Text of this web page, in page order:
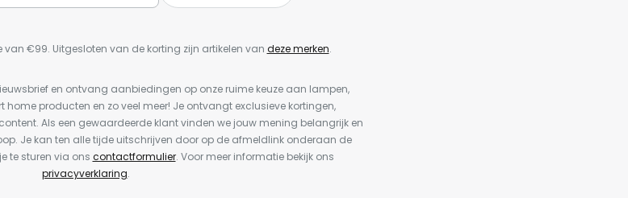
€99. Uitgesloten van de korting zijn artikelen van deze merken.
en ontvang aanbiedingen op onze ruime keuze aan lampen,
home producten en zo veel meer! Je ontvangt exclusieve kortingen,
Als een gewaardeerde klant vinden we jouw mening belangrijk en
Je kan ten alle tijde uitschrijven door op de afmeldlink onderaan de
te sturen via ons contactformulier. Voor meer informatie bekijk ons
privacyverklaring.